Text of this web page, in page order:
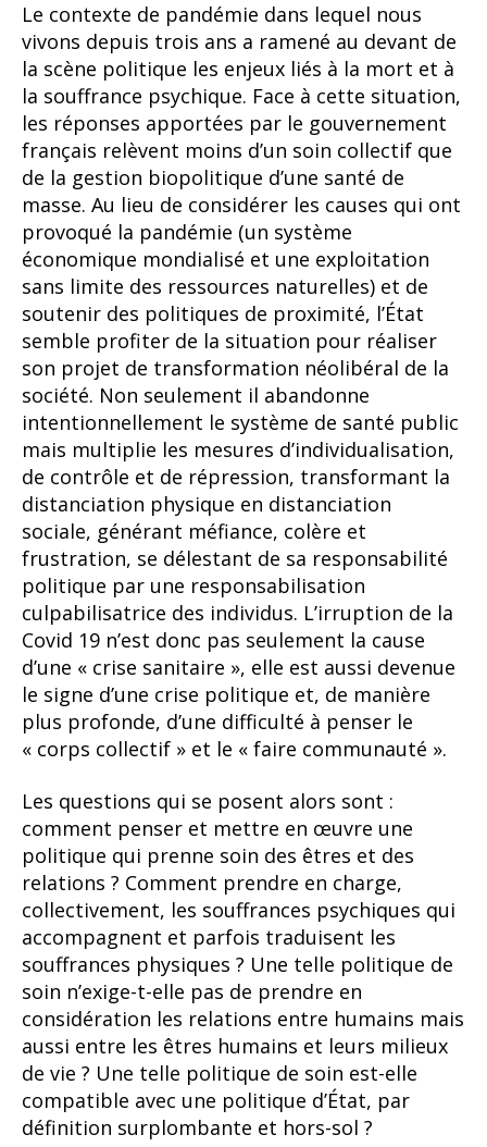
Le contexte de pandémie dans lequel nous
vivons depuis trois ans a ramené au devant de
la scène politique les enjeux liés à la mort et à
la souffrance psychique. Face à cette situation,
les réponses apportées par le gouvernement
français relèvent moins d’un soin collectif que
de la gestion biopolitique d’une santé de
masse. Au lieu de considérer les causes qui ont
provoqué la pandémie (un système
économique mondialisé et une exploitation
sans limite des ressources naturelles) et de
soutenir des politiques de proximité, l’État
semble profiter de la situation pour réaliser
son projet de transformation néolibéral de la
société. Non seulement il abandonne
intentionnellement le système de santé public
mais multiplie les mesures d’individualisation,
de contrôle et de répression, transformant la
distanciation physique en distanciation
sociale, générant méfiance, colère et
frustration, se délestant de sa responsabilité
politique par une responsabilisation
culpabilisatrice des individus. L’irruption de la
Covid 19 n’est donc pas seulement la cause
d’une « crise sanitaire », elle est aussi devenue
le signe d’une crise politique et, de manière
plus profonde, d’une difficulté à penser le
« corps collectif » et le « faire communauté ».
Les questions qui se posent alors sont :
comment penser et mettre en œuvre une
politique qui prenne soin des êtres et des
relations ? Comment prendre en charge,
collectivement, les souffrances psychiques qui
accompagnent et parfois traduisent les
souffrances physiques ? Une telle politique de
soin n’exige-t-elle pas de prendre en
considération les relations entre humains mais
aussi entre les êtres humains et leurs milieux
de vie ? Une telle politique de soin est-elle
compatible avec une politique d’État, par
définition surplombante et hors-sol ?